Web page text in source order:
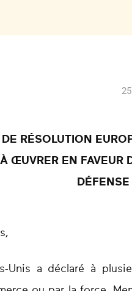
RÉSOLUTION
ŒUVRER EN FAVEUR
Unis a déclaré à